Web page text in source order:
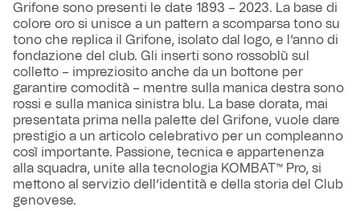
Grifone sono presenti le date 1893 – 2023. La base di
colore oro si unisce a un pattern a scomparsa tono su
tono che replica il Grifone, isolato dal logo, e l’anno di
fondazione del club. Gli inserti sono rossoblù sul
colletto – impreziosito anche da un bottone per
garantire comodità – mentre sulla manica destra sono
rossi e sulla manica sinistra blu. La base dorata, mai
presentata prima nella palette del Grifone, vuole dare
prestigio a un articolo celebrativo per un compleanno
così importante. Passione, tecnica e appartenenza
alla squadra, unite alla tecnologia KOMBAT™ Pro, si
mettono al servizio dell’identità e della storia del Club
genovese.